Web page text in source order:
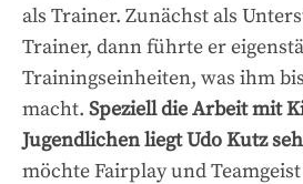
als Trainer. Zunächst als
Trainer, dann führte er
Trainingseinheiten, was ihm
macht. Speziell die Arbeit mit
Jugendlichen liegt Udo Kutz
möchte Fairplay und